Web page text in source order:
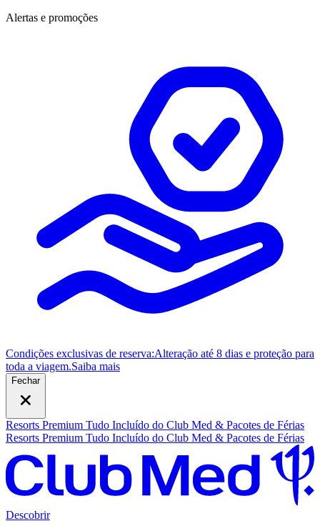
Alertas e promoções
Condições exclusivas de reserva:Alteração até 8 dias e proteção para
toda a viagem.Saiba mais
Fechar
Resorts Premium Tudo Incluído do Club Med & Pacotes de Férias
Resorts Premium Tudo Incluído do Club Med & Pacotes de Férias
Descobrir